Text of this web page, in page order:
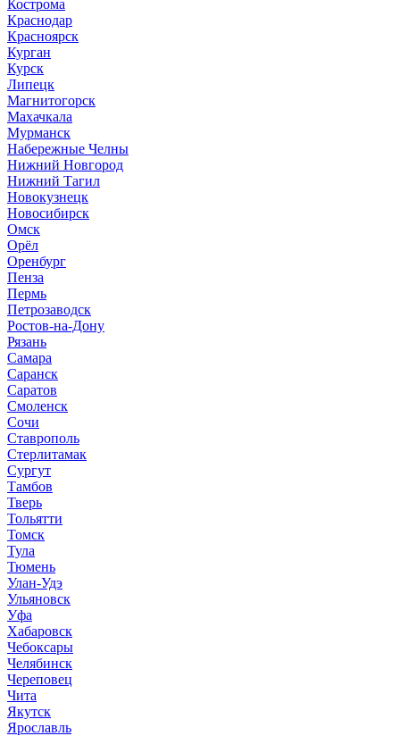
Кострома
Краснодар
Красноярск
Курган
Курск
Липецк
Магнитогорск
Махачкала
Мурманск
Набережные Челны
Нижний Новгород
Нижний Тагил
Новокузнецк
Новосибирск
Омск
Орёл
Оренбург
Пенза
Пермь
Петрозаводск
Ростов-на-Дону
Рязань
Самара
Саранск
Саратов
Смоленск
Сочи
Ставрополь
Стерлитамак
Сургут
Тамбов
Тверь
Тольятти
Томск
Тула
Тюмень
Улан-Удэ
Ульяновск
Уфа
Хабаровск
Чебоксары
Челябинск
Череповец
Чита
Якутск
Ярославль